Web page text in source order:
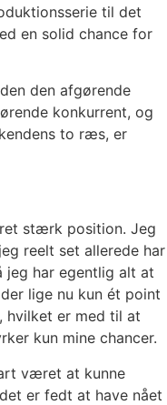
til det
en solid chance for
den afgørende
konkurrent, og
to ræs, er
stærk position. Jeg
reelt set allerede har
jeg har egentlig alt at
lige nu kun ét point
hvilket er med til at
kun mine chancer.
været at kunne
er fedt at have nået